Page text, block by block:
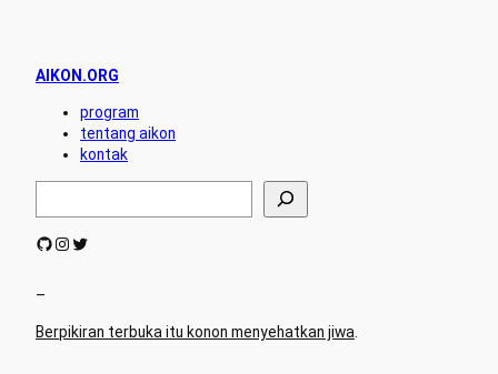
AIKON.ORG
program
tentang aikon
kontak
r
h
GitHub Instagram Twitter
–
Berpikiran terbuka itu konon menyehatkan jiwa